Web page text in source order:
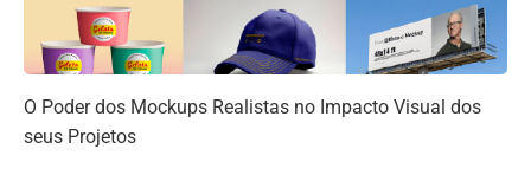
O Poder dos Mockups Realistas no Impacto Visual dos
seus Projetos